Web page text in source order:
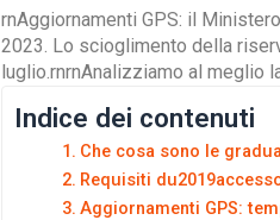
rnAggiornamenti GPS: il
2023. Lo scioglimento della
luglio.rnrnAnalizziamo al meglio
Indice dei contenuti
Che cosa sono le
Requisiti
Aggiornamenti GPS: